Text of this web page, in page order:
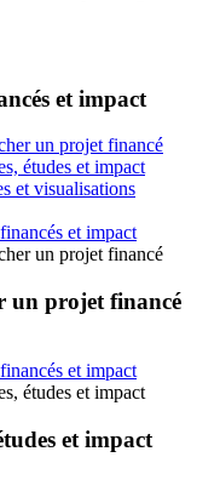
et impact
un projet financé
études et impact
et visualisations
et impact
un projet financé
un projet financé
et impact
études et impact
et impact